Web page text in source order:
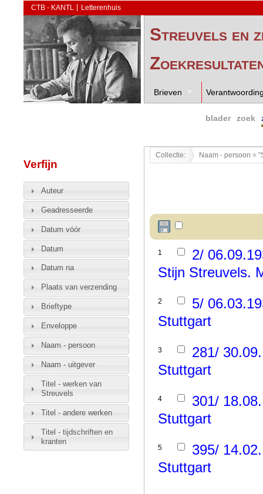
CTB - KANTL Letterenhuis
Streuvels en
Brieven
blader zoek
Collectie: Naam - persoon =
1
2/
Stijn Streuvels.
2
5/
Stuttgart
3
281/
Stuttgart
4
301/
Stuttgart
5
395/
Stuttgart
Verfijn
Auteur
Geadresseerde
Datum vóór
Datum
Datum na
Plaats van verzending
Brieftype
Enveloppe
Naam - persoon
Naam - uitgever
Titel - werken van
Streuvels
Titel - andere werken
Titel - tijdschriften en
kranten